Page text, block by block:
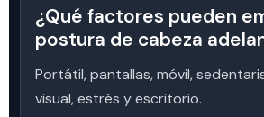
¿Qué factores pueden
postura de cabeza
Portátil, pantallas, móvil,
visual, estrés y escritorio.